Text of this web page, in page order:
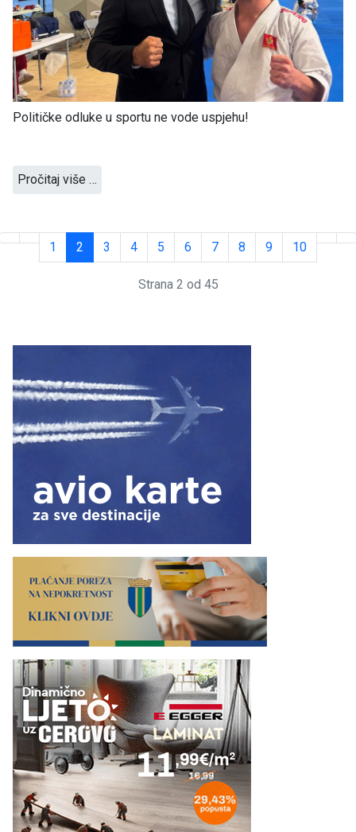
Političke odluke u sportu ne vode uspjehu!
Pročitaj više …
1 2 3 4 5 6 7 8 9 10
Strana 2 od 45